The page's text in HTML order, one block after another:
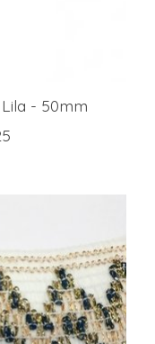
- 50mm